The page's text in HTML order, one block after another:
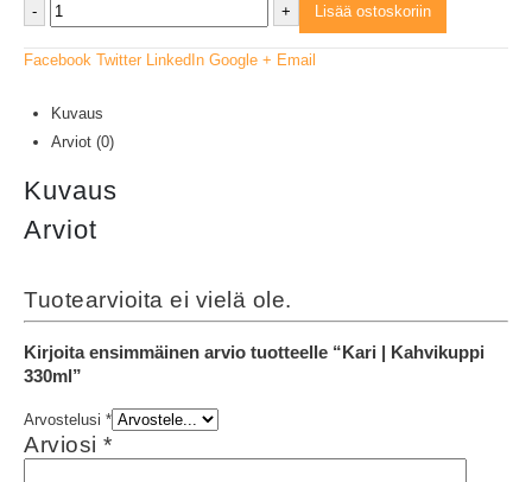
- + Lisää ostoskoriin
Facebook Twitter LinkedIn Google + Email
Kuvaus
Arviot (0)
Kuvaus
Arviot
Tuotearvioita ei vielä ole.
Kirjoita ensimmäinen arvio tuotteelle “Kari | Kahvikuppi
330ml”
Arvostelusi *
Arviosi *